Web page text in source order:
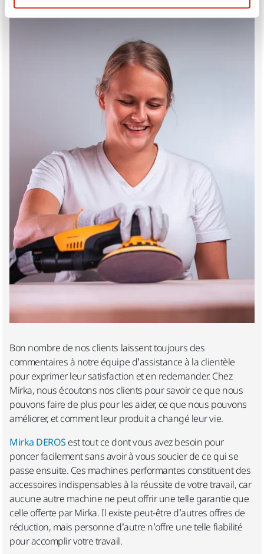
Bon nombre de nos clients laissent toujours des
commentaires à notre équipe d’assistance à la clientèle
pour exprimer leur satisfaction et en redemander. Chez
Mirka, nous écoutons nos clients pour savoir ce que nous
pouvons faire de plus pour les aider, ce que nous pouvons
améliorer, et comment leur produit a changé leur vie.
Mirka DEROS est tout ce dont vous avez besoin pour
poncer facilement sans avoir à vous soucier de ce qui se
passe ensuite. Ces machines performantes constituent des
accessoires indispensables à la réussite de votre travail, car
aucune autre machine ne peut offrir une telle garantie que
celle offerte par Mirka. Il existe peut-être d’autres offres de
réduction, mais personne d’autre n’offre une telle fiabilité
pour accomplir votre travail.